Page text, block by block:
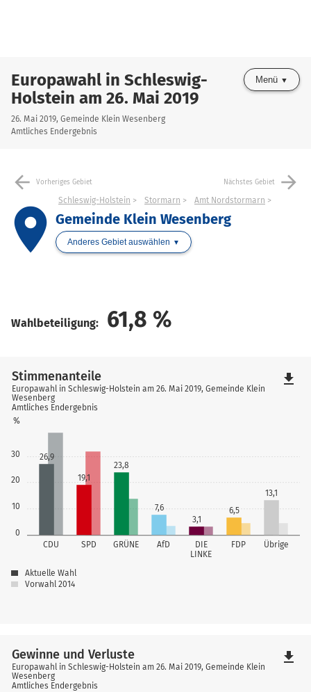
Europawahl in Schleswig-
Holstein am 26. Mai 2019
26. Mai 2019, Gemeinde Klein Wesenberg
Amtliches Endergebnis
Menü
arrow_back Vorheriges Gebiet Nächstes Gebiet arrow_forward
place
Schleswig-Holstein Stormarn Amt Nordstormarn
Gemeinde Klein Wesenberg
Anderes Gebiet auswählen
Wahlbeteiligung: 61,8 %
0
10
20
30
%
CDU SPD GRÜNE AfD
DIE
LINKE
FDP Übrige
26,9
19,1
23,8
7,6
3,1
6,5
13,1
Stimmenanteile
Europawahl in Schleswig-Holstein am 26. Mai 2019, Gemeinde Klein
Wesenberg
Amtliches Endergebnis
Aktuelle Wahl
Vorwahl 2014
file_download
Gewinne und Verluste
Europawahl in Schleswig-Holstein am 26. Mai 2019, Gemeinde Klein
Wesenberg
Amtliches Endergebnis
file_download